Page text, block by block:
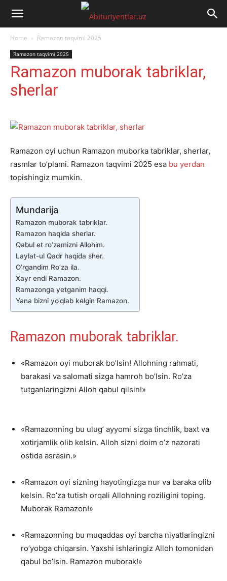
Abituriyentlar.uz
Home Ramazon taqvimi 2025
Ramazon taqvimi 2025
Ramazon muborak tabriklar,
sherlar
Ramazon oyi uchun Ramazon muborka tabriklar, sherlar,
rasmlar to’plami. Ramazon taqvimi 2025 esa bu yerdan
topishingiz mumkin.
Mundarija
Ramazon muborak tabriklar.
Ramazon haqida sherlar.
Qabul et ro’zamizni Allohim.
Laylat-ul Qadr haqida sher.
O’rgandim Ro’za ila.
Xayr endi Ramazon.
Ramazonga yetganim haqqi.
Yana bizni yo‘qlab kelgin Ramazon.
Ramazon muborak tabriklar.
«Ramazon oyi muborak bo’lsin! Allohning rahmati,
barakasi va salomati sizga hamroh bo’lsin. Ro’za
tutganlaringizni Alloh qabul qilsin!»
«Ramazonning bu ulug’ ayyomi sizga tinchlik, baxt va
xotirjamlik olib kelsin. Alloh sizni doim o’z nazorati
ostida asrasin.»
«Ramazon oyi sizning hayotingizga nur va baraka olib
kelsin. Ro’za tutish orqali Allohning roziligini toping.
Muborak Ramazon!»
«Ramazonning bu muqaddas oyi barcha niyatlaringizni
ro’yobga chiqarsin. Yaxshi ishlaringiz Alloh tomonidan
qabul bo’lsin. Ramazon muborak!»